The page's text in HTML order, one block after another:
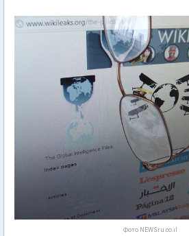
Фото NEWSru.co.il